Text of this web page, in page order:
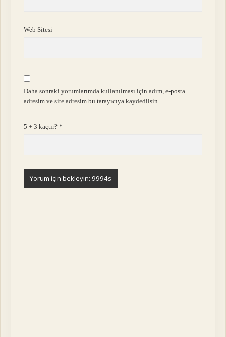
Web Sitesi
Daha sonraki yorumlarımda kullanılması için adım, e-posta
adresim ve site adresim bu tarayıcıya kaydedilsin.
5 + 3 kaçtır?*